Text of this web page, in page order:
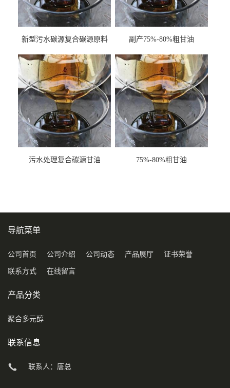
新型污水碳源复合碳源原料
副产75%-80%粗甘油
污水处理复合碳源甘油
75%-80%粗甘油
导航菜单
公司首页 公司介绍 公司动态 产品展厅 证书荣誉
联系方式 在线留言
产品分类
聚合多元醇
联系信息
联系人：唐总